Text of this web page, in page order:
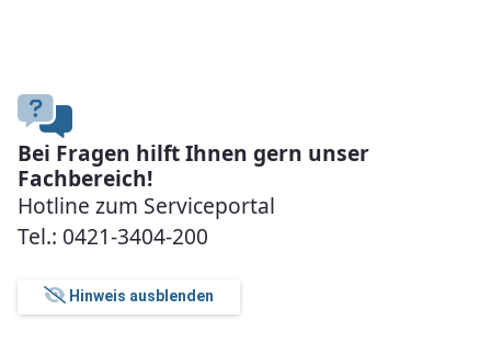
Bei Fragen hilft Ihnen gern unser
Fachbereich!
Hotline zum Serviceportal
Tel.: 0421-3404-200
Hinweis ausblenden